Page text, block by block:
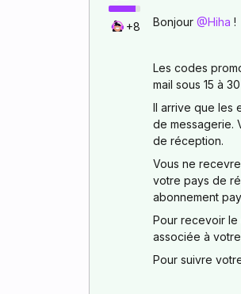
+8 Bonjour ​ @Hiha !
Les codes
mail sous 15 à
Il arrive que les
de messagerie.
de réception.
Vous ne
votre pays de
abonnement
Pour recevoir
associée à
Pour suivre